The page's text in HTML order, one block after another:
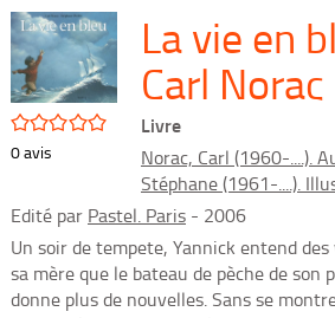
/5
0avis
La vie en
Carl Norac
Livre
Norac, Carl (1960-....).
Stéphane (1961-....).
Edité par Pastel. Paris - 2006
Un soir de tempete, Yannick entend
sa mère que le bateau de pèche de son
donne plus de nouvelles. Sans se